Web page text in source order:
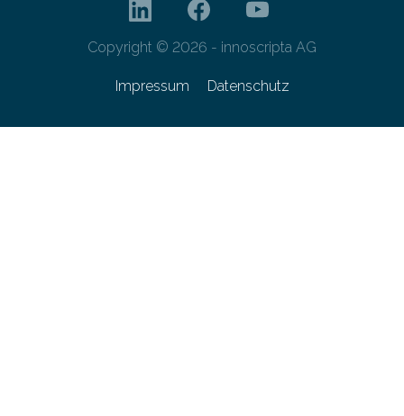
Copyright © 2026 - innoscripta AG
Impressum Datenschutz